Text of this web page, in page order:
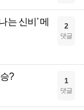
는 신비' 메
2
댓글
? 1
댓글